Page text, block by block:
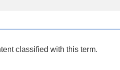
classified with this term.